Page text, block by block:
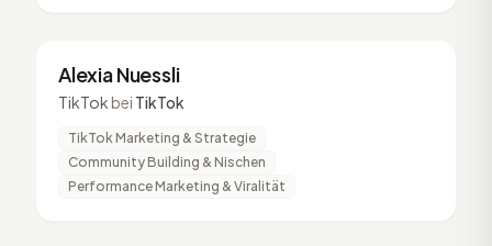
AN
Alexia Nuessli
TikTok bei TikTok
TikTok Marketing & Strategie
Community Building & Nischen
Performance Marketing & Viralität